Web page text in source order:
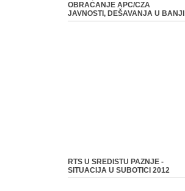
OBRAĆANJE APC/CZA
JAVNOSTI, DEŠAVANJA U BANJI
RTS U SREDISTU PAZNJE -
SITUACIJA U SUBOTICI 2012